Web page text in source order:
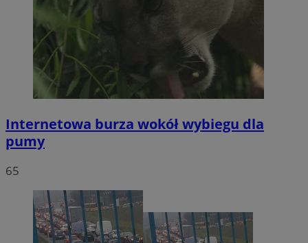
Internetowa burza wokół wybiegu dla
pumy
65